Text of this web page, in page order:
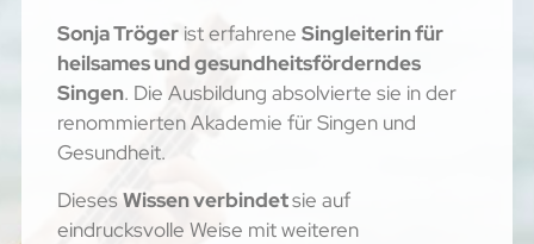
Sonja Trögerist erfahrene Singleiterin für
heilsames und gesundheitsförderndes
Singen. Die Ausbildung absolvierte sie in der
renommierten Akademie für Singen und
Gesundheit.
DiesesWissen verbindetsie auf
eindrucksvolle Weise mit weiteren